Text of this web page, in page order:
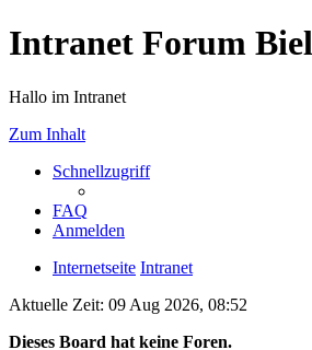
Intranet Forum
Hallo im Intranet
Zum Inhalt
Schnellzugriff
FAQ
Anmelden
Internetseite Intranet
Aktuelle Zeit: 09 Aug 2026, 08:52
Dieses Board hat keine Foren.